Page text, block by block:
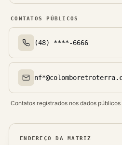
CONTATOS PÚBLICOS
Telefone(s)
(48) ****-6666
Email(s)
Contatos registrados nos dados
ENDEREÇO DA MATRIZ